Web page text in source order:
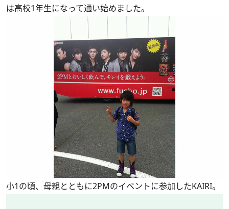
は高校1年生になって通い始めました。
小1の頃、母親とともに2PMのイベントに参加したKAIRI。